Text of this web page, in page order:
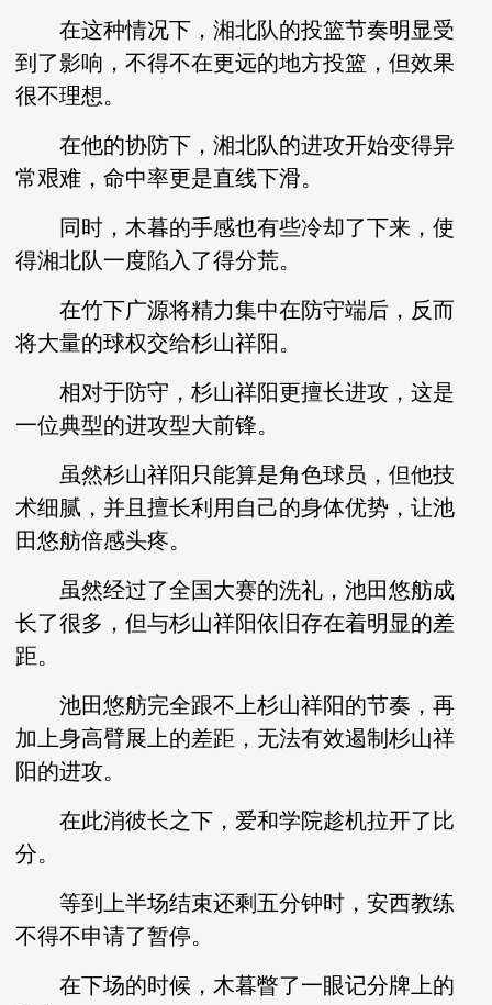
在这种情况下，湘北队的投篮节奏明显受
到了影响，不得不在更远的地方投篮，但效果
很不理想。
在他的协防下，湘北队的进攻开始变得异
常艰难，命中率更是直线下滑。
同时，木暮的手感也有些冷却了下来，使
得湘北队一度陷入了得分荒。
在竹下广源将精力集中在防守端后，反而
将大量的球权交给杉山祥阳。
相对于防守，杉山祥阳更擅长进攻，这是
一位典型的进攻型大前锋。
虽然杉山祥阳只能算是角色球员，但他技
术细腻，并且擅长利用自己的身体优势，让池
田悠舫倍感头疼。
虽然经过了全国大赛的洗礼，池田悠舫成
长了很多，但与杉山祥阳依旧存在着明显的差
距。
池田悠舫完全跟不上杉山祥阳的节奏，再
加上身高臂展上的差距，无法有效遏制杉山祥
阳的进攻。
在此消彼长之下，爱和学院趁机拉开了比
分。
等到上半场结束还剩五分钟时，安西教练
不得不申请了暂停。
在下场的时候，木暮瞥了一眼记分牌上的